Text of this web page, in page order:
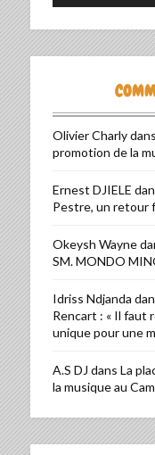
Olivier Charlydans
promotion de la
Ernest DJIELE
Pestre, un retour
Okeysh Wayne
SM. MONDO
Idriss Ndjanda
Rencart : « Il faut
unique pour une
A.S DJ dans La
la musique au